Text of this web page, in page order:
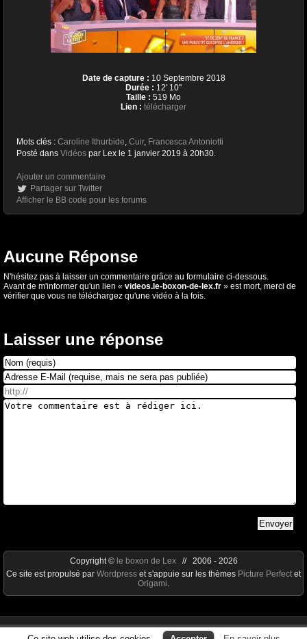
Date de capture : 10 Septembre 2018
Durée : 12' 10''
Taille : 519 Mo
Lien : télécharger
Mots clés : Caroline Ithurbide, Cuir, Francesca Antoniotti
Posté dans Vidéos par Lex le 1 janvier 2019 à 20h30.
Ajouter un commentaire
Partager sur Twitter
Afficher le BB code pour les forums
Aucune Réponse
N'hésitez pas à laisser un commentaire grâce au formulaire ci-dessous.
Avant de m'informer qu'un lien « videos.le-boxon-de-lex.fr » est mort, merci de
vérifier que vous ne téléchargez qu'une vidéo à la fois.
Laisser une réponse
Copyright © le boxon de Lex// 2006 - 2026
Ce site est propulsé par Wordpress et s'appuie sur les thèmes Picture Perfect et
Origami.